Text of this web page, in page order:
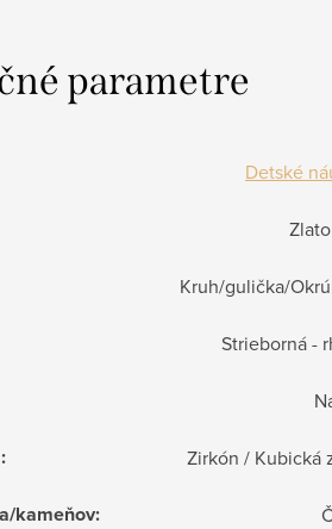
parametre
Detské
Kruh/gulička/
Strieborná -
: Zirkón / Kubická
kameňov: